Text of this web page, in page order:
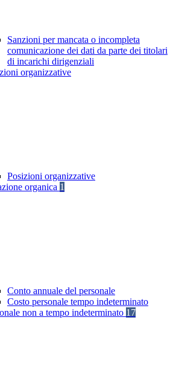
Sanzioni per mancata o incompleta
comunicazione dei dati da parte dei titolari
di incarichi dirigenziali
organizzative
Posizioni organizzative
organica 1
Conto annuale del personale
Costo personale tempo indeterminato
non a tempo indeterminato 17